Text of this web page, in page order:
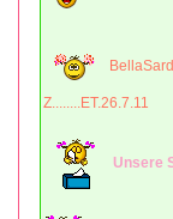
Z........ET.26.7.11
Unsere